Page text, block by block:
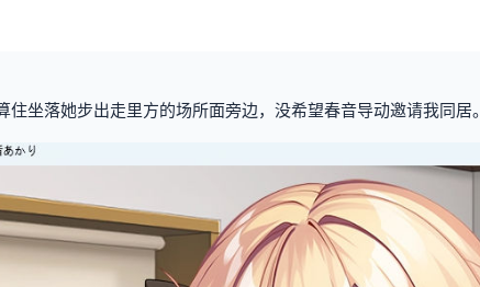
坐落她步出走里方的场所面旁边，没希望春音导动邀请我同居。